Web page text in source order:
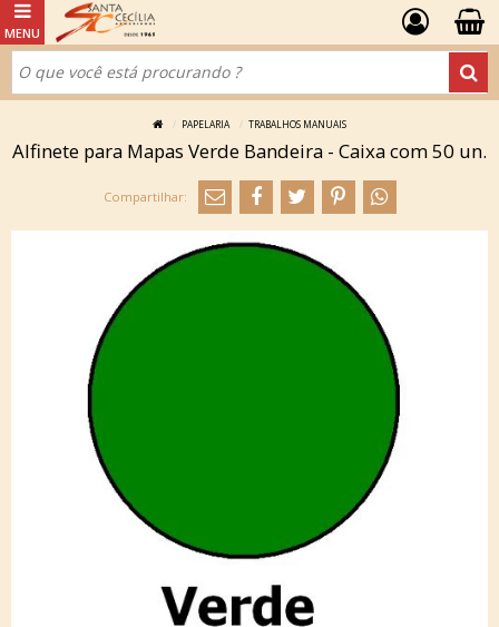
PAPELARIA TRABALHOS MANUAIS
Alfinete para Mapas Verde Bandeira - Caixa com 50 un.